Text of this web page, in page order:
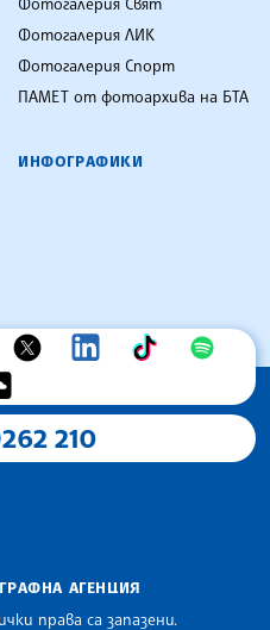
Фотогалерия ЛИК
Фотогалерия Спорт
ПАМЕТ от фотоархива на БТА
ИНФОГРАФИКИ
210
АГЕНЦИЯ
права са запазени.